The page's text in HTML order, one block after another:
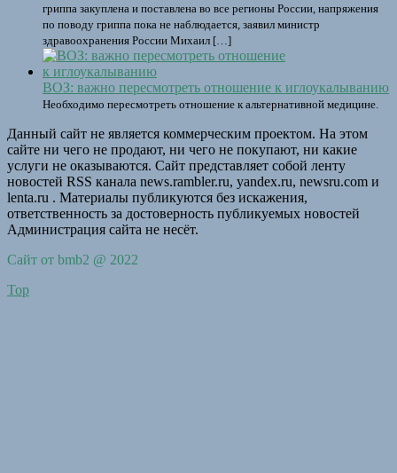
гриппа закуплена и поставлена во все регионы России, напряжения
по поводу гриппа пока не наблюдается, заявил министр
здравоохранения России Михаил […]
ВОЗ: важно пересмотреть отношение к иглоукалыванию
Необходимо пересмотреть отношение к альтернативной медицине.
Данный сайт не является коммерческим проектом. На этом
сайте ни чего не продают, ни чего не покупают, ни какие
услуги не оказываются. Сайт представляет собой ленту
новостей RSS канала news.rambler.ru, yandex.ru, newsru.com и
lenta.ru . Материалы публикуются без искажения,
ответственность за достоверность публикуемых новостей
Администрация сайта не несёт.
Сайт от bmb2 @ 2022
Top